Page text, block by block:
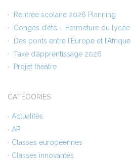
Rentrée scolaire 2026 Planning
Congés d’été – Fermeture du lycée
Des ponts entre l’Europe et l’Afrique
Taxe d’apprentissage 2026
Projet théâtre
CATÉGORIES
Actualités
AP
Classes européennes
Classes innovantes